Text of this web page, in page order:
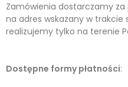
Zamówienia dostarczamy
na adres wskazany w trakcie
realizujemy tylko na terenie
Dostępne formy płatności: